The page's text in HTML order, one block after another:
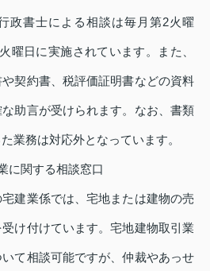
政書士による相談は毎月第2火曜
曜日に実施されています。また、
契約書、税評価証明書などの資料
助言が受けられます。なお、書類
業務は対応外となっています。
に関する相談窓口
建業係では、宅地または建物の売
け付けています。宅地建物取引業
て相談可能ですが、仲裁やあっせ